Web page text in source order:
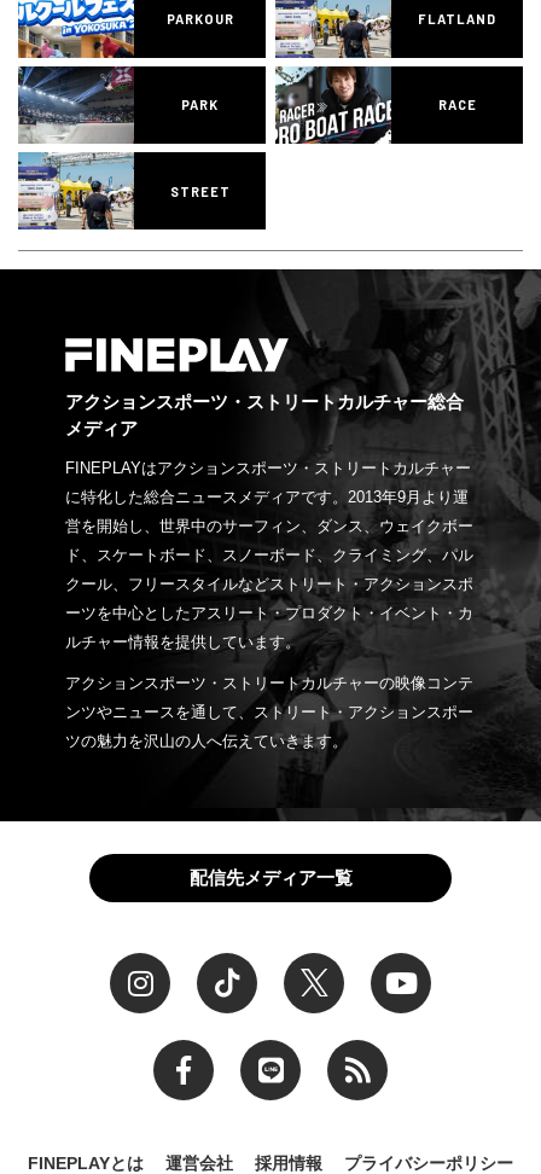
PARKOUR FLATLAND
PARK RACE
STREET
アクションスポーツ・ストリートカルチャー総合
メディア
FINEPLAYはアクションスポーツ・ストリートカルチャー
に特化した総合ニュースメディアです。2013年9月より運
営を開始し、世界中のサーフィン、ダンス、ウェイクボー
ド、スケートボード、スノーボード、クライミング、パル
クール、フリースタイルなどストリート・アクションスポ
ーツを中心としたアスリート・プロダクト・イベント・カ
ルチャー情報を提供しています。
アクションスポーツ・ストリートカルチャーの映像コンテ
ンツやニュースを通して、ストリート・アクションスポー
ツの魅力を沢山の人へ伝えていきます。
配信先メディア一覧
FINEPLAYとは 運営会社 採用情報 プライバシーポリシー